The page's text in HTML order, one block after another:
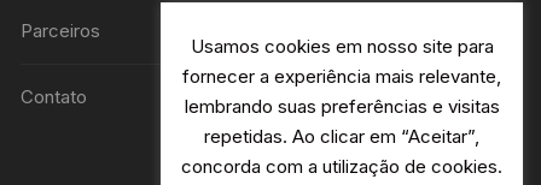
Parceiros
Contato
Usamos cookies em nosso site para
fornecer a experiência mais relevante,
lembrando suas preferências e visitas
repetidas. Ao clicar em “Aceitar”,
concorda com a utilização de cookies.